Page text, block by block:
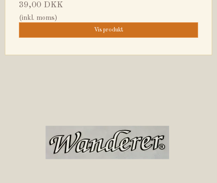
39,00 DKK
(inkl. moms)
Vis produkt